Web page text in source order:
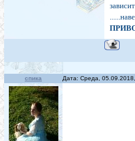
спика Дата: Среда,